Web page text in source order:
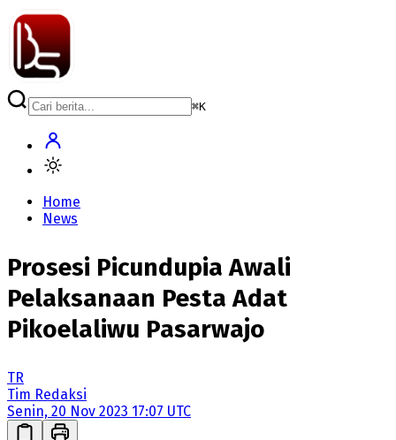
⌘K
Home
News
Prosesi Picundupia Awali
Pelaksanaan Pesta Adat
Pikoelaliwu Pasarwajo
TR
Tim Redaksi
Senin, 20 Nov 2023 17:07 UTC